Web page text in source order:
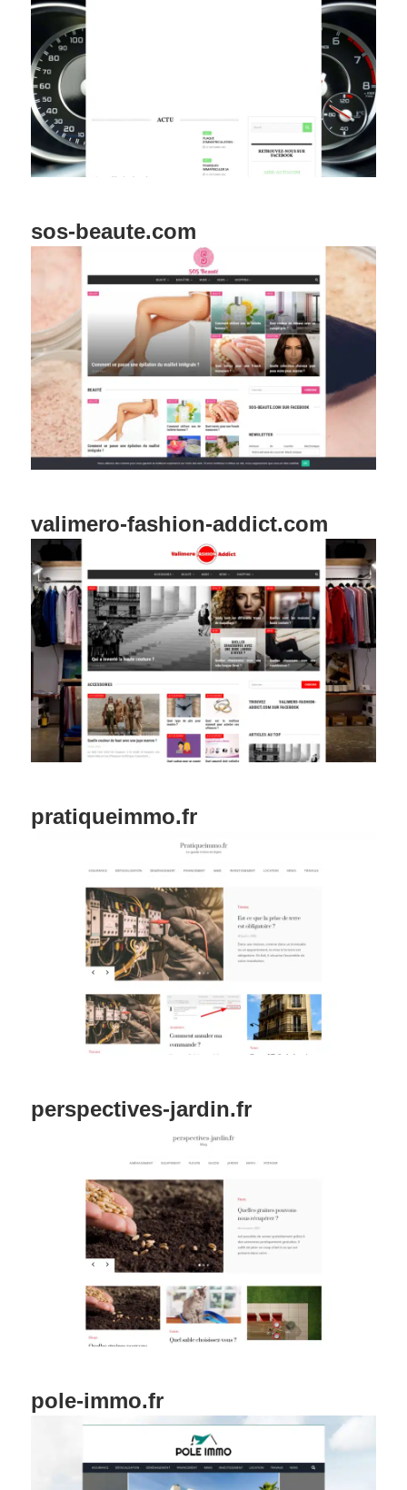
sos-beaute.com
valimero-fashion-addict.com
pratiqueimmo.fr
perspectives-jardin.fr
pole-immo.fr